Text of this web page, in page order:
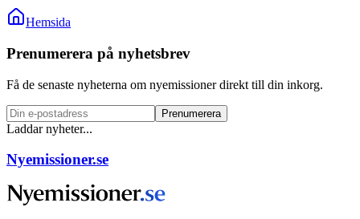
Hemsida
Prenumerera på nyhetsbrev
Få de senaste nyheterna om nyemissioner direkt till din inkorg.
Prenumerera
Laddar nyheter...
Nyemissioner.se